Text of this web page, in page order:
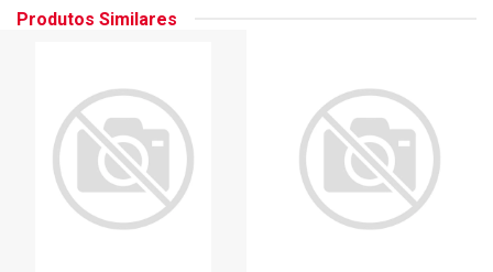
Produtos Similares